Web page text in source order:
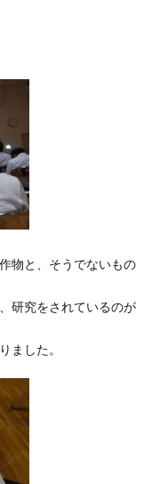
物と、そうでないもの
研究をされているのが
ました。